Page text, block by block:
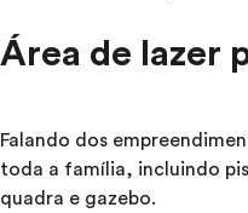
Área de lazer
Falando dos
toda a família, incluindo
quadra e gazebo.